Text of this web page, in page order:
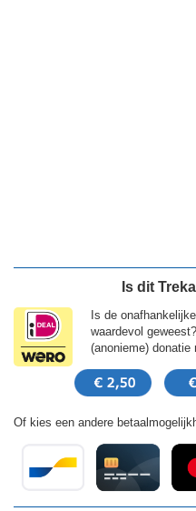
Is dit
Is de
waardevol
(anonieme) donatie
Of kies een andere